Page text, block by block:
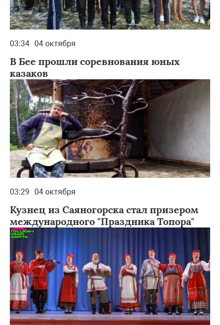
03:34 04 октября
В Бее прошли соревнования юных
казаков
03:29 04 октября
Кузнец из Саяногорска стал призером
международного "Праздника Топора"